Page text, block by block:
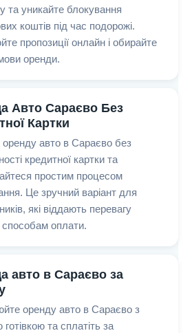
та уникайте блокування
коштів під час подорожі.
пропозиції онлайн і обирайте
оренди.
Авто Сараєво Без
Картки
оренду авто в Сараєво без
кредитної картки та
простим процесом
Це зручний варіант для
які віддають перевагу
способам оплати.
авто в Сараєво за
оренду авто в Сараєво з
та сплатіть за